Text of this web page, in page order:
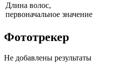
Длина волос,
первоначальное значение
Фототрекер
Не добавлены результаты